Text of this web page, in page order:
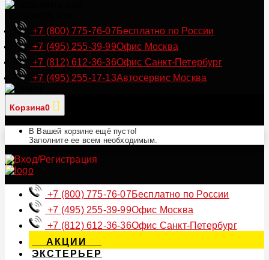
+7 (800) 775-76-07Бесплатно по России
+7 (495) 255-39-99Офис Москва
+7 (812) 612-36-36Офис Санкт-Петербург
+7 (495) 255-17-13Автосервис Москва
Корзина0
В Вашей корзине ещё пусто!
Заполните ее всем необходимым.
+7 (800) 775-76-07Бесплатно по России
+7 (495) 255-39-99Офис Москва
+7 (812) 612-36-36Офис Санкт-Петербург
АКЦИИ
ЭКСТЕРЬЕР